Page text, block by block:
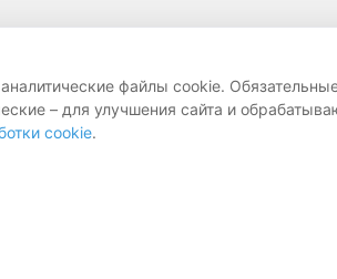
файлы cookie.
– для улучшения сайта и
cookie.